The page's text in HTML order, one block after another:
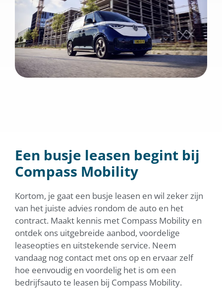
Een busje leasen begint bij
Compass Mobility
Kortom, je gaat een busje leasen en wil zeker zijn
van het juiste advies rondom de auto en het
contract. Maakt kennis met Compass Mobility en
ontdek ons uitgebreide aanbod, voordelige
leaseopties en uitstekende service. Neem
vandaag nog contact met ons op en ervaar zelf
hoe eenvoudig en voordelig het is om een
bedrijfsauto te leasen bij Compass Mobility.